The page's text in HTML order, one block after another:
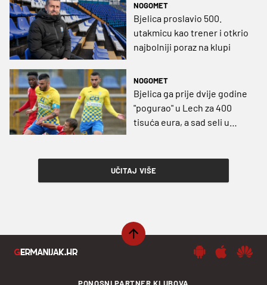
NOGOMET
Bjelica proslavio 500.
utakmicu kao trener i otkrio
najbolniji poraz na klupi
NOGOMET
Bjelica ga prije dvije godine
"pogurao" u Lech za 400
tisuća eura, a sad seli u
UČITAJ VIŠE